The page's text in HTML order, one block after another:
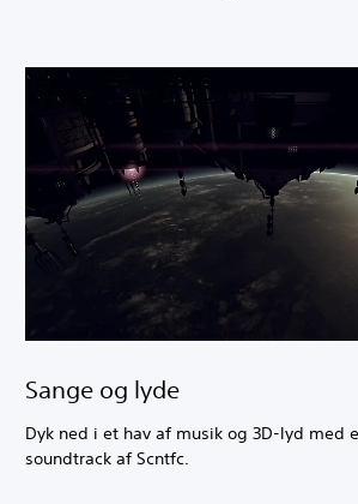
Sange og lyde
Dyk ned i et hav af musik og 3D-lyd med
soundtrack af Scntfc.